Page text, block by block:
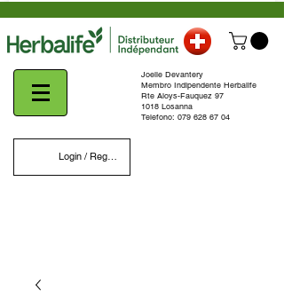
Login / Register
Joelle Devantery
Membro Indipendente Herbalife
Rte Aloys-Fauquez 97
1018 Losanna
Telefono: 079 628 67 04